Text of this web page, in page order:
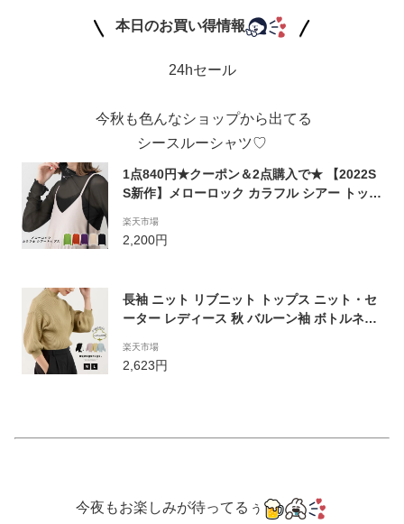
本日のお買い得情報
24hセール
今秋も色んなショップから出てる
シースルーシャツ♡
1点840円★クーポン＆2点購入で★ 【2022S
S新作】メローロック カラフル シアー トップ
リル メロー 伸縮性 カラフル 流行 トレンド
秋服 秋 冬
楽天市場
2,200円
長袖 ニット リブニット トップス ニット・セ
ーター レディース 秋 バルーン袖 ボトルネッ
袖ニット ぽわん袖 ぽわん ポワン袖 バルーン
スリーブ 7分袖 七分袖 8分袖 八分袖 M L ボ
楽天市場
2,623円
今夜もお楽しみが待ってるぅ